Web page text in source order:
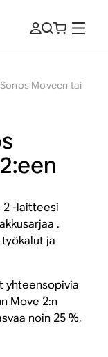
Moveen tai
2 -laitteesi
.
ja
yhteensopivia
Move 2:n
noin 25 %,